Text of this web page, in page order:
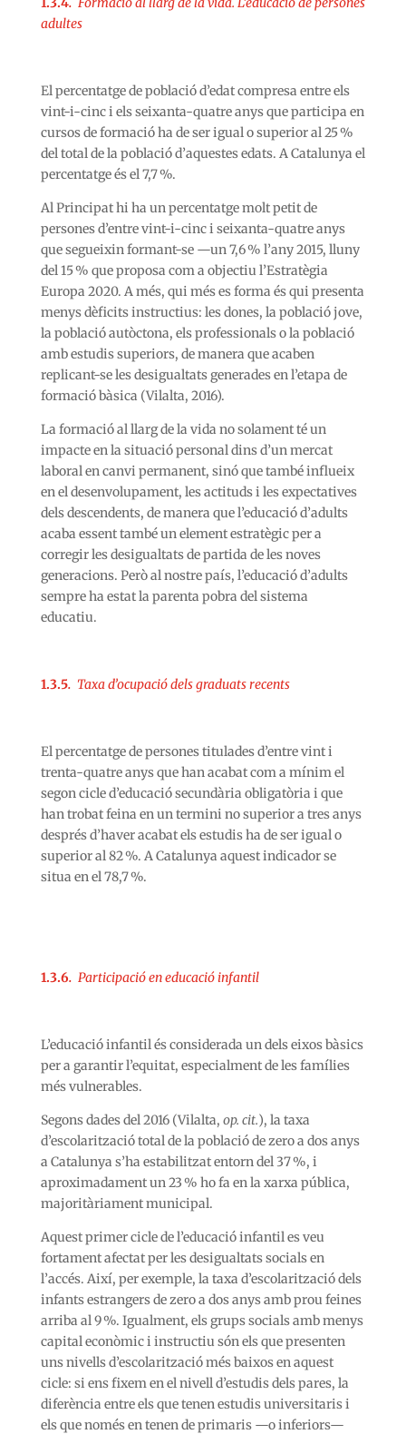
adultes
El percentatge de població d’edat compresa entre els
vint-i-cinc i els seixanta-quatre anys que participa en
cursos de formació ha de ser igual o superior al 25 %
del total de la població d’aquestes edats. A Catalunya el
percentatge és el 7,7 %.
Al Principat hi ha un percentatge molt petit de
persones d’entre vint-i-cinc i seixanta-quatre anys
que segueixin formant-se —un 7,6 % l’any 2015, lluny
del 15 % que proposa com a objectiu l’Estratègia
Europa 2020. A més, qui més es forma és qui presenta
menys dèficits instructius: les dones, la població jove,
la població autòctona, els professionals o la població
amb estudis superiors, de manera que acaben
replicant-se les desigualtats generades en l’etapa de
formació bàsica (Vilalta, 2016).
La formació al llarg de la vida no solament té un
impacte en la situació personal dins d’un mercat
laboral en canvi permanent, sinó que també influeix
en el desenvolupament, les actituds i les expectatives
dels descendents, de manera que l’educació d’adults
acaba essent també un element estratègic per a
corregir les desigualtats de partida de les noves
generacions. Però al nostre país, l’educació d’adults
sempre ha estat la parenta pobra del sistema
educatiu.
1.3.5. Taxa d’ocupació dels graduats recents
El percentatge de persones titulades d’entre vint i
trenta-quatre anys que han acabat com a mínim el
segon cicle d’educació secundària obligatòria i que
han trobat feina en un termini no superior a tres anys
després d’haver acabat els estudis ha de ser igual o
superior al 82 %. A Catalunya aquest indicador se
situa en el 78,7 %.
1.3.6. Participació en educació infantil
L’educació infantil és considerada un dels eixos bàsics
per a garantir l’equitat, especialment de les famílies
més vulnerables.
Segons dades del 2016 (Vilalta, op. cit.), la taxa
d’escolarització total de la població de zero a dos anys
a Catalunya s’ha estabilitzat entorn del 37 %, i
aproximadament un 23 % ho fa en la xarxa pública,
majoritàriament municipal.
Aquest primer cicle de l’educació infantil es veu
fortament afectat per les desigualtats socials en
l’accés. Així, per exemple, la taxa d’escolarització dels
infants estrangers de zero a dos anys amb prou feines
arriba al 9 %. Igualment, els grups socials amb menys
capital econòmic i instructiu són els que presenten
uns nivells d’escolarització més baixos en aquest
cicle: si ens fixem en el nivell d’estudis dels pares, la
diferència entre els que tenen estudis universitaris i
els que només en tenen de primaris —o inferiors—